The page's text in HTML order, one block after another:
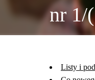
nr 1/
Listy i